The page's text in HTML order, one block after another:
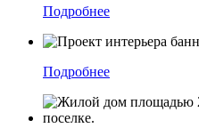
Подробнее
Подробнее